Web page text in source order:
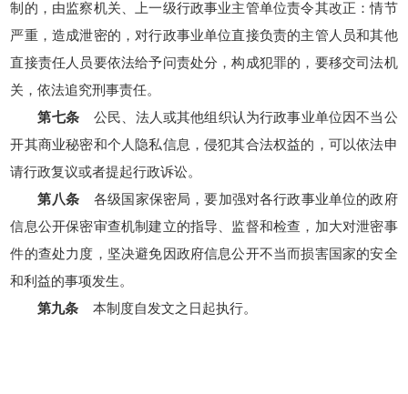
制的，由监察机关、上一级行政事业主管单位责令其改正：情节
严重，造成泄密的，对行政事业单位直接负责的主管人员和其他
直接责任人员要依法给予问责处分，构成犯罪的，要移交司法机
关，依法追究刑事责任。
第七条公民、法人或其他组织认为行政事业单位因不当公
开其商业秘密和个人隐私信息，侵犯其合法权益的，可以依法申
请行政复议或者提起行政诉讼。
第八条各级国家保密局，要加强对各行政事业单位的政府
信息公开保密审查机制建立的指导、监督和检查，加大对泄密事
件的查处力度，坚决避免因政府信息公开不当而损害国家的安全
和利益的事项发生。
第九条 本制度自发文之日起执行。